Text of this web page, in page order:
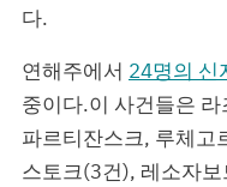
다.
연해주에서 24명의 신
중이다.이 사건들은
파르티잔스크, 루체고
스토크(3건), 레소자